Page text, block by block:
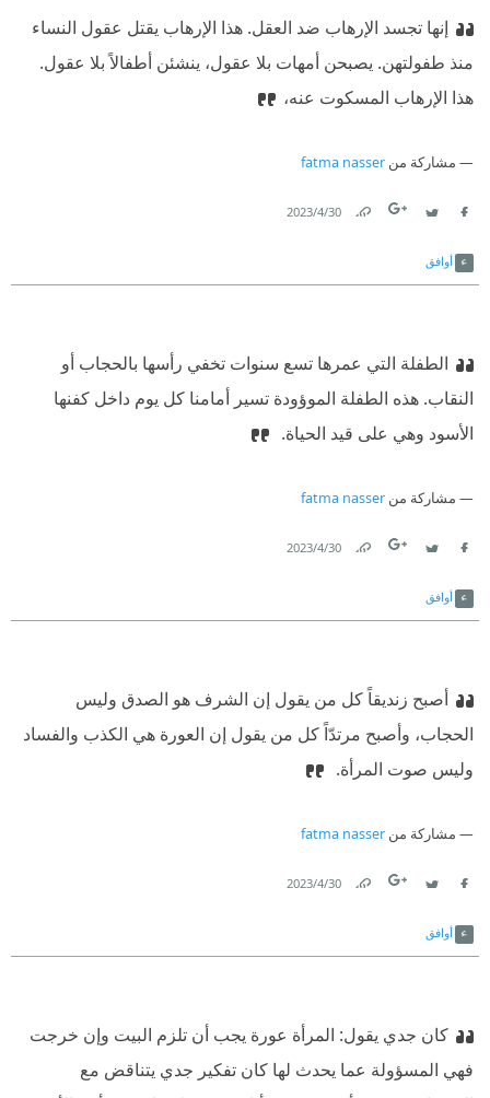
إنها تجسد الإرهاب ضد العقل. هذا الإرهاب يقتل عقول النساء
منذ طفولتهن. يصبحن أمهات بلا عقول، ينشئن أطفالاً بلا عقول.
هذا الإرهاب المسكوت عنه،
مشاركة من fatma nasser
30‏/4‏/2023
أوافق
الطفلة التي عمرها تسع سنوات تخفي رأسها بالحجاب أو
النقاب. هذه الطفلة الموؤودة تسير أمامنا كل يوم داخل كفنها
الأسود وهي على قيد الحياة. ‏
مشاركة من fatma nasser
30‏/4‏/2023
أوافق
أصبح زنديقاً كل من يقول إن الشرف هو الصدق وليس
الحجاب، وأصبح مرتدّاً كل من يقول إن العورة هي الكذب والفساد
وليس صوت المرأة. ‏
مشاركة من fatma nasser
30‏/4‏/2023
أوافق
كان جدي يقول: المرأة عورة يجب أن تلزم البيت وإن خرجت
فهي المسؤولة عما يحدث لها كان تفكير جدي يتناقض مع